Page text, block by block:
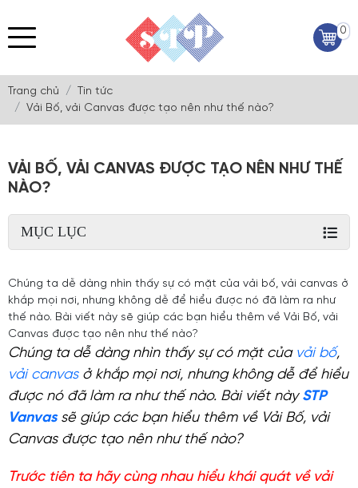
0
Trang chủ
Tin tức
Vải Bố, vải Canvas được tạo nên như thế nào?
VẢI BỐ, VẢI CANVAS ĐƯỢC TẠO NÊN NHƯ THẾ
NÀO?
MỤC LỤC
Chúng ta dễ dàng nhìn thấy sự có mặt của vải bố, vải canvas ở
khắp mọi nơi, nhưng không dễ để hiểu được nó đã làm ra như
thế nào. Bài viết này sẽ giúp các bạn hiểu thêm về Vải Bố, vải
Canvas được tạo nên như thế nào?
Chúng ta dễ dàng nhìn thấy sự có mặt của vải bố,
vải canvasở khắp mọi nơi, nhưng không dễ để hiểu
được nó đã làm ra như thế nào. Bài viết này STP
Vanvassẽ giúp các bạn hiểu thêm về Vải Bố, vải
Canvas được tạo nên như thế nào?
Trước tiên ta hãy cùng nhau hiểu khái quát về vải